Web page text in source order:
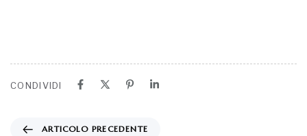
CONDIVIDI
ARTICOLO PRECEDENTE